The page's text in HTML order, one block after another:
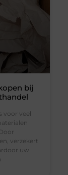
bij
voor veel
verzekert
uw